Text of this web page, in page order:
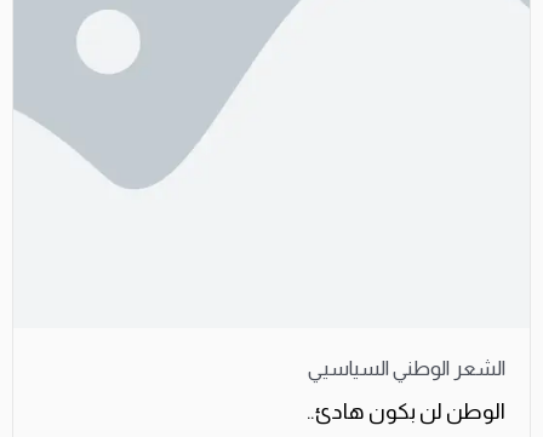
الشعر الوطني السياسيي
الوطن لن بكون هادئ..